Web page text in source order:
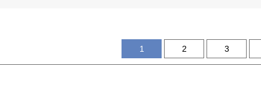
1 2 3